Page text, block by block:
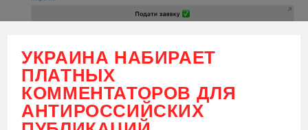
УКРАИНА НАБИРАЕТ
ПЛАТНЫХ
КОММЕНТАТОРОВ ДЛЯ
АНТИРОССИЙСКИХ